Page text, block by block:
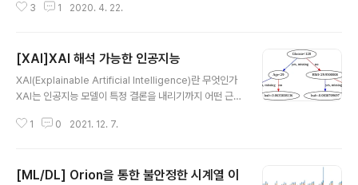
한다는 점에서 디자인 차원을 넘어 웹사이트의 마케팅적인
다양한 심리학 원칙이 인간 행동에 어떤 영향을 미치는지
관 및 효과 등을 향상시키는 데에도 큰 효과가 있다. 그러므
로 UX에 관련된 심리학 법칙을 숙지한다면 앞으로 디자인
뿐만 아니라 타 분야 쪽에서도 업무 진행 방향에 대하여 많
(힉스의 법칙) Hick의 법칙에 따르면 사람이 결정을 내리
3 1 2020. 4. 22.
[XAI]XAI 해석 가능한 인공지능
XAI(Explainable Artificial Intelligence)란 무엇인가
XAI는 인공지능 모델이 특정 결론을 내리기까지 어떤 근거
하는 기법이다. 주로 머신 러닝과 연관된 사람이 시스템을
큼 많아졌기 때문에 XAI는 모델의 복잡성을 해소하기 위해
1 0 2021. 12. 7.
[ML/DL] Orion을 통한 불안정한 시계열 이